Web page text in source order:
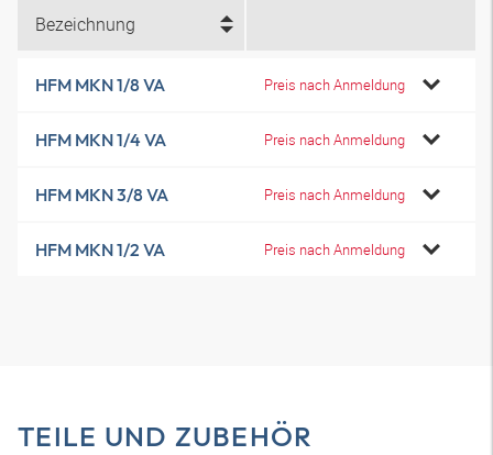
Bezeichnung
HFM MKN 1/8 VA Preis nach Anmeldung
HFM MKN 1/4 VA Preis nach Anmeldung
HFM MKN 3/8 VA Preis nach Anmeldung
HFM MKN 1/2 VA Preis nach Anmeldung
TEILE UND ZUBEHÖR